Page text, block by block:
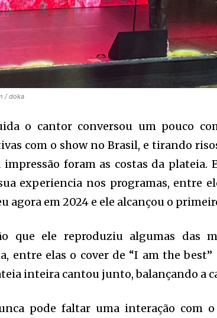
/ doka
o cantor conversou um pouco
com o show no Brasil, e tirando
foram as costas da plateia.
experiencia nos programas, entre
agora em 2024 e ele alcançou o
que ele reproduziu algumas das
entre elas o cover de “I am the
inteira cantou junto, balançando a
pode faltar uma interação com